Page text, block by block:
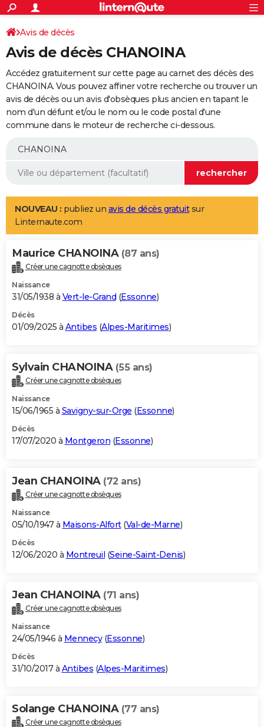
ACTUALITÉS
Politique
Société
Faits Divers
Education
Monde
Villes
+
SPORT
Coupe du monde 2026
Football
Tennis
Cyclisme
Rugby
Forum
Programme TV
TNT
Streaming
Cinéma
Sorties cinéma
Musique
+
FINANCE
Retraite
Epargne
Immobilier
Risques naturels par ville
Banque
Assurance
AUTO
Essais
Réserver un essai
Citadines
Berlines
SUV
Forum auto
+
Mobiles
Meilleur smartphone
Internet
Ordinateurs
Jeux vidéo
Guide high-tech
Aménagement intérieur
LIFESTYLE
Art de vivre
Bien-être
Loisirs
Mode
Modes de vie
Alimentation
Guide de la santé
Maladies
Médicaments
Sommeil
VOYAGE
Destinations
City break
Voyage nature
Voyage de noces
Forum
Climat
+PHOTO
GUIDES D'ACHAT
BONS PLANS
Carte de Noël
Carte Bonne année
Carte Saint-Valentin
Carte Pâques
Carte d'anniversaire
DICTIONNAIRE
Dictionnaire
Biographies
Citations
Expressions
Proverbes
PROGRAMME TV
S'inscrire
Se connecter
Lycées
Collèges
Primaires
Universités
Entreprises
Service militaire
Avis de recherche
AVIS DE DÉCÈS
Bricolage
Lifestyle
Culture
Sport
Auto
Television
Voyage
Cinema
Avis de décès
Avis de décès CHANOINA
Accédez gratuitement sur cette page au carnet des décès des
CHANOINA. Vous pouvez affiner votre recherche ou trouver un
avis de décès ou un avis d'obsèques plus ancien en tapant le
nom d'un défunt et/ou le nom ou le code postal d'une
commune dans le moteur de recherche ci-dessous.
NOUVEAU : publiez un avis de décès gratuitsur
Linternaute.com
Maurice CHANOINA (87 ans)
Créer une cagnotte obsèques
Naissance
31/05/1938 à Vert-le-Grand (Essonne)
Décès
01/09/2025 à Antibes (Alpes-Maritimes)
Sylvain CHANOINA (55 ans)
Créer une cagnotte obsèques
Naissance
15/06/1965 à Savigny-sur-Orge (Essonne)
Décès
17/07/2020 à Montgeron (Essonne)
Jean CHANOINA (72 ans)
Créer une cagnotte obsèques
Naissance
05/10/1947 à Maisons-Alfort(Val-de-Marne)
Décès
12/06/2020 à Montreuil (Seine-Saint-Denis)
Jean CHANOINA (71 ans)
Créer une cagnotte obsèques
Naissance
24/05/1946 à Mennecy(Essonne)
Décès
31/10/2017 à Antibes (Alpes-Maritimes)
Solange CHANOINA (77 ans)
Créer une cagnotte obsèques